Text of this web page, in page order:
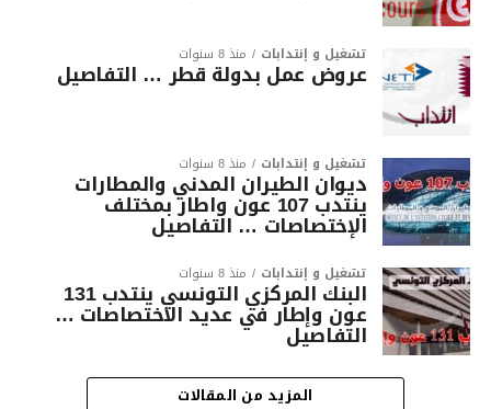
تشغيل و إنتدابات منذ 8 سنوات
عروض عمل بدولة قطر … التفاصيل
تشغيل و إنتدابات منذ 8 سنوات
ديوان الطيران المدني والمطارات
ينتدب 107 عون واطار بمختلف
الإختصاصات … التفاصيل
تشغيل و إنتدابات منذ 8 سنوات
البنك المركزي التونسي ينتدب 131
عون وإطار في عديد الاختصاصات …
التفاصيل
المزيد من المقالات